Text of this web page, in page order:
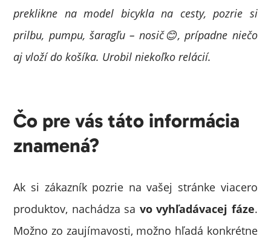
preklikne na model bicykla na cesty, pozrie si
prilbu, pumpu, šaragľu – nosič😊, prípadne niečo
aj vloží do košíka. Urobil niekoľko relácií.
Čo pre vás táto informácia
znamená?
Ak si zákazník pozrie na vašej stránke viacero
produktov, nachádza sa vo vyhľadávacej fáze.
Možno zo zaujímavosti, možno hľadá konkrétne